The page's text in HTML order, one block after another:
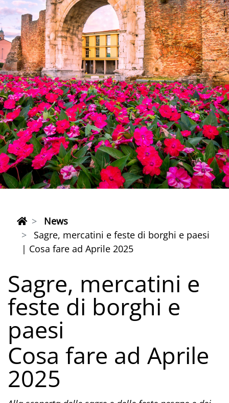
News
Sagre, mercatini e feste di borghi e paesi
| Cosa fare ad Aprile 2025
Sagre, mercatini e
feste di borghi e
paesi
Cosa fare ad Aprile
2025